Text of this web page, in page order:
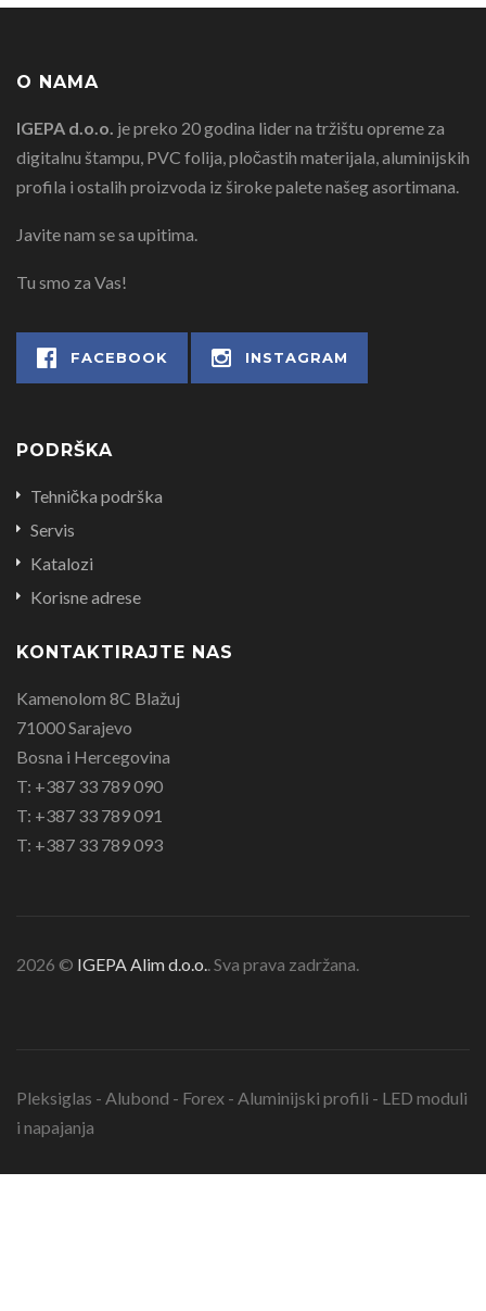
O NAMA
IGEPA d.o.o. je preko 20 godina lider na tržištu opreme za
digitalnu štampu, PVC folija, pločastih materijala, aluminijskih
profila i ostalih proizvoda iz široke palete našeg asortimana.
Javite nam se sa upitima.
Tu smo za Vas!
FACEBOOK INSTAGRAM
PODRŠKA
Tehnička podrška
Servis
Katalozi
Korisne adrese
KONTAKTIRAJTE NAS
Kamenolom 8C Blažuj
71000 Sarajevo
Bosna i Hercegovina
T: +387 33 789 090
T: +387 33 789 091
T: +387 33 789 093
2026 © IGEPA Alim d.o.o.. Sva prava zadržana.
Pleksiglas - Alubond - Forex - Aluminijski profili - LED moduli
i napajanja